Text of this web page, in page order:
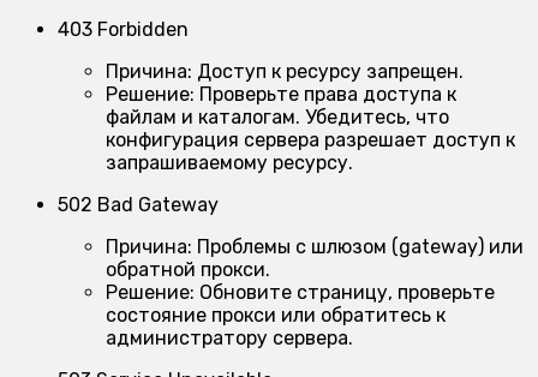
403 Forbidden
Причина: Доступ к ресурсу запрещен.
Решение: Проверьте права доступа к
файлам и каталогам. Убедитесь, что
конфигурация сервера разрешает доступ к
запрашиваемому ресурсу.
502 Bad Gateway
Причина: Проблемы с шлюзом (gateway) или
обратной прокси.
Решение: Обновите страницу, проверьте
состояние прокси или обратитесь к
администратору сервера.